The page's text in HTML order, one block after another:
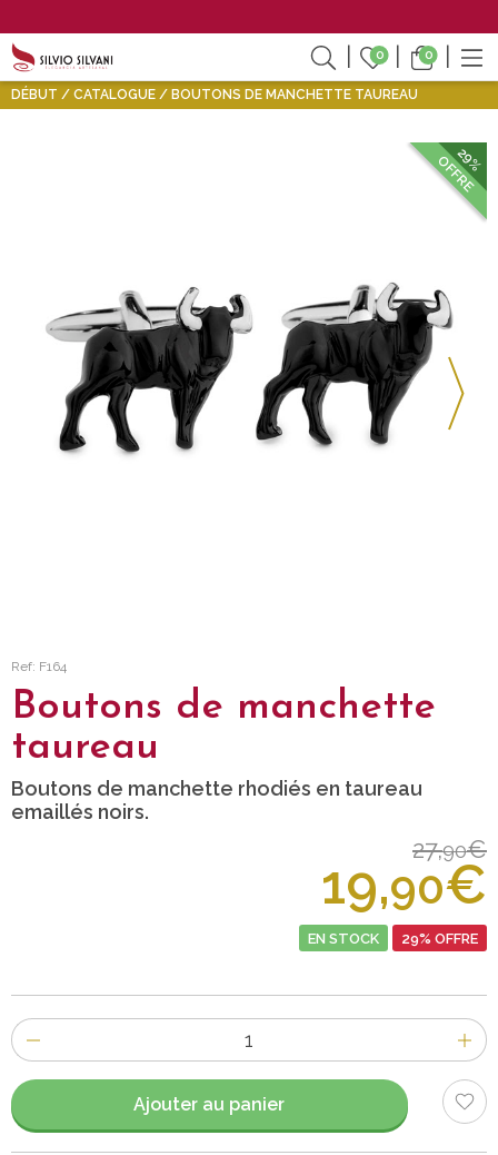
0 0
DÉBUT CATALOGUE BOUTONS DE MANCHETTE TAUREAU
29%
OFFRE
Ref: F164
Boutons de manchette
taureau
Boutons de manchette rhodiés en taureau
emaillés noirs.
27,90€
19,90€
EN STOCK 29% OFFRE
Nombre
d'items
Ajouter au panier